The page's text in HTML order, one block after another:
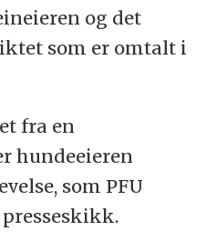
og det
som er omtalt i
fra en
hundeeieren
som PFU